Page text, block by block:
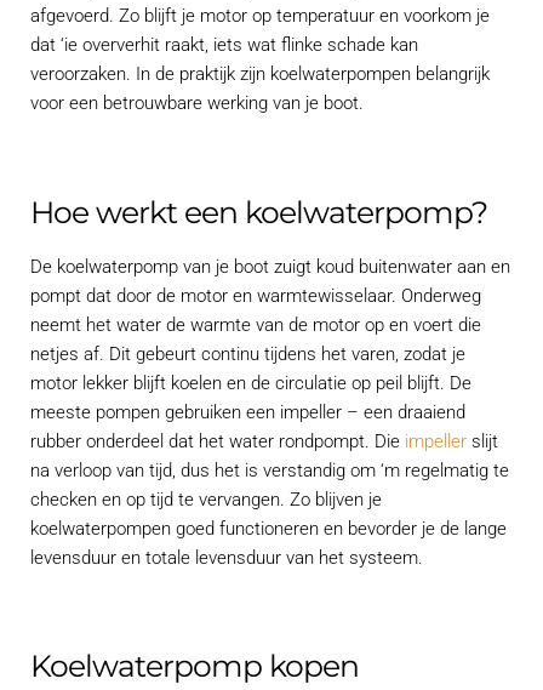
afgevoerd. Zo blijft je motor op temperatuur en voorkom je
dat ‘ie oververhit raakt, iets wat flinke schade kan
veroorzaken. In de praktijk zijn koelwaterpompen belangrijk
voor een betrouwbare werking van je boot.
Hoe werkt een koelwaterpomp?
De koelwaterpomp van je boot zuigt koud buitenwater aan en
pompt dat door de motor en warmtewisselaar. Onderweg
neemt het water de warmte van de motor op en voert die
netjes af. Dit gebeurt continu tijdens het varen, zodat je
motor lekker blijft koelen en de circulatie op peil blijft. De
meeste pompen gebruiken een impeller – een draaiend
rubber onderdeel dat het water rondpompt. Die impellerslijt
na verloop van tijd, dus het is verstandig om ‘m regelmatig te
checken en op tijd te vervangen. Zo blijven je
koelwaterpompen goed functioneren en bevorder je de lange
levensduur en totale levensduur van het systeem.
Koelwaterpomp kopen